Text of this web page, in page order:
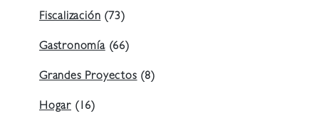
Fiscalización (73)
Gastronomía(66)
Grandes Proyectos (8)
Hogar (16)